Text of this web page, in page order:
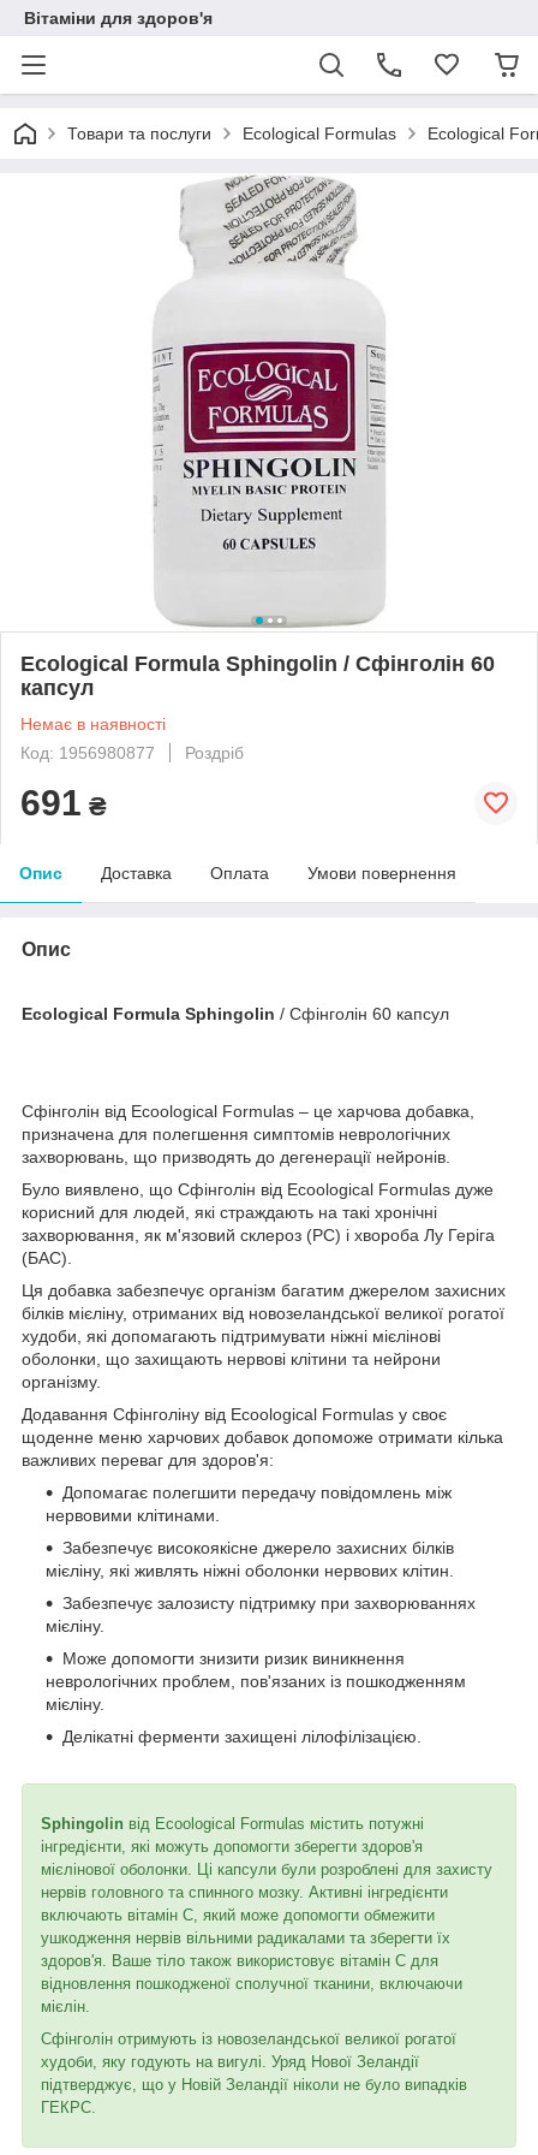
Вітаміни для здоров'я
Товари та послуги Ecological Formulas Ecological
Ecological Formula Sphingolin / Сфінголін 60
капсул
Немає в наявності
Код: 1956980877
Роздріб
691 ₴
Опис Доставка Оплата Умови повернення
Опис
Ecological Formula Sphingolin / Сфінголін 60 капсул
Сфінголін від Ecoological Formulas – це харчова добавка,
призначена для полегшення симптомів неврологічних
захворювань, що призводять до дегенерації нейронів.
Було виявлено, що Сфінголін від Ecoological Formulas дуже
корисний для людей, які страждають на такі хронічні
захворювання, як м'язовий склероз (РС) і хвороба Лу Геріга
(БАС).
Ця добавка забезпечує організм багатим джерелом захисних
білків мієліну, отриманих від новозеландської великої рогатої
худоби, які допомагають підтримувати ніжні мієлінові
оболонки, що захищають нервові клітини та нейрони
організму.
Додавання Сфінголіну від Ecoological Formulas у своє
щоденне меню харчових добавок допоможе отримати кілька
важливих переваг для здоров'я:
Допомагає полегшити передачу повідомлень між
нервовими клітинами.
Забезпечує високоякісне джерело захисних білків
мієліну, які живлять ніжні оболонки нервових клітин.
Забезпечує залозисту підтримку при захворюваннях
мієліну.
Може допомогти знизити ризик виникнення
неврологічних проблем, пов'язаних із пошкодженням
мієліну.
Делікатні ферменти захищені лілофілізацією.
Sphingolin від Ecoological Formulas містить потужні
інгредієнти, які можуть допомогти зберегти здоров'я
мієлінової оболонки. Ці капсули були розроблені для захисту
нервів головного та спинного мозку. Активні інгредієнти
включають вітамін С, який може допомогти обмежити
ушкодження нервів вільними радикалами та зберегти їх
здоров'я. Ваше тіло також використовує вітамін С для
відновлення пошкодженої сполучної тканини, включаючи
мієлін.
Сфінголін отримують із новозеландської великої рогатої
худоби, яку годують на вигулі. Уряд Нової Зеландії
підтверджує, що у Новій Зеландії ніколи не було випадків
ГЕКРС.